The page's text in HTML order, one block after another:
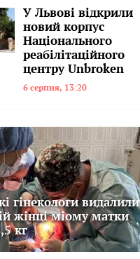
У Львові відкрили
новий корпус
Національного
реабілітаційного
центру Unbroken
6 серпня, 13:20
гінекологи видалили
жінці міому матки
кг